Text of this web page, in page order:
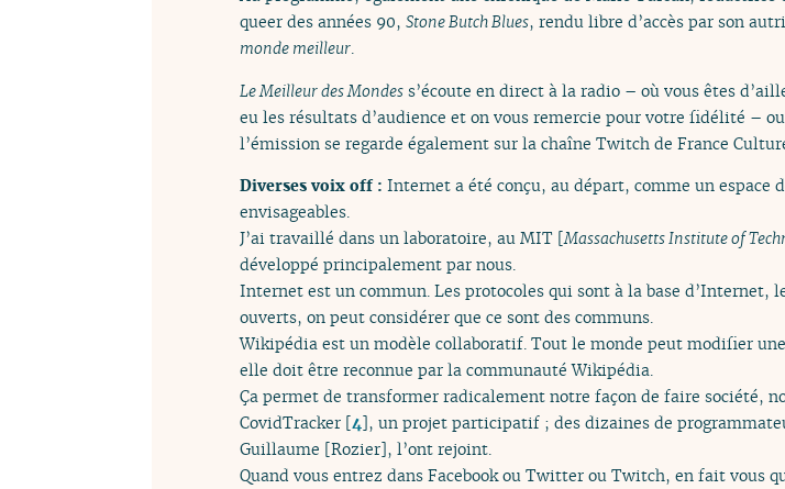
queer des années 90, Stone Butch Blues, rendu libre d’accès par son
monde meilleur.
Le Meilleur des Mondes s’écoute en direct à la radio – où vous êtes
eu les résultats d’audience et on vous remercie pour votre fidélité –
l’émission se regarde également sur la chaîne Twitch de France
Diverses voix off : Internet a été conçu, au départ, comme un
envisageables.
J’ai travaillé dans un laboratoire, au MIT [Massachusetts Institute of
développé principalement par nous.
Internet est un commun. Les protocoles qui sont à la base d’Internet,
ouverts, on peut considérer que ce sont des communs.
Wikipédia est un modèle collaboratif. Tout le monde peut modifier
elle doit être reconnue par la communauté Wikipédia.
Ça permet de transformer radicalement notre façon de faire société,
CovidTracker [4], un projet participatif ; des dizaines de
Guillaume [Rozier], l’ont rejoint.
Quand vous entrez dans Facebook ou Twitter ou Twitch, en fait vous